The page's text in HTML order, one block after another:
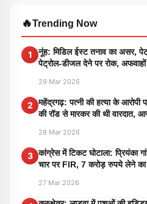
🔥Trending Now
1
नूंह: मिडिल ईस्ट तनाव का असर,
पेट्रोल-डीजल देने पर रोक,
29 Mar 2026
2
महेंद्रगढ़: पत्नी की हत्या के आरोपी
की रॉड से मारकर की थी वारदात,
28 Mar 2026
3 कांग्रेस में टिकट घोटाला: प्रियंका
चार पर FIR, 7 करोड़ रुपये लेने
27 Mar 2026